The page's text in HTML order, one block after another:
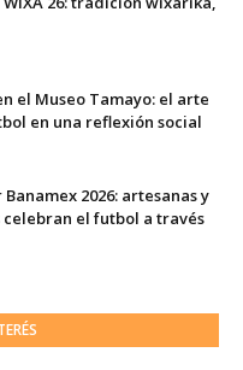
el Museo Tamayo: el arte
en una reflexión social
2026: artesanas y
celebran el futbol a través